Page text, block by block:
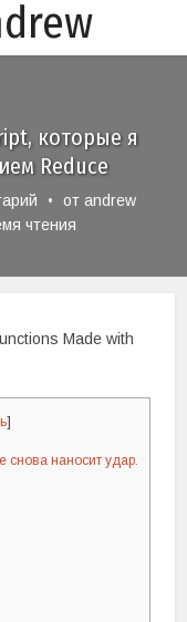
которые я
Reduce
от andrew
чтения
Made with
]
снова наносит удар.